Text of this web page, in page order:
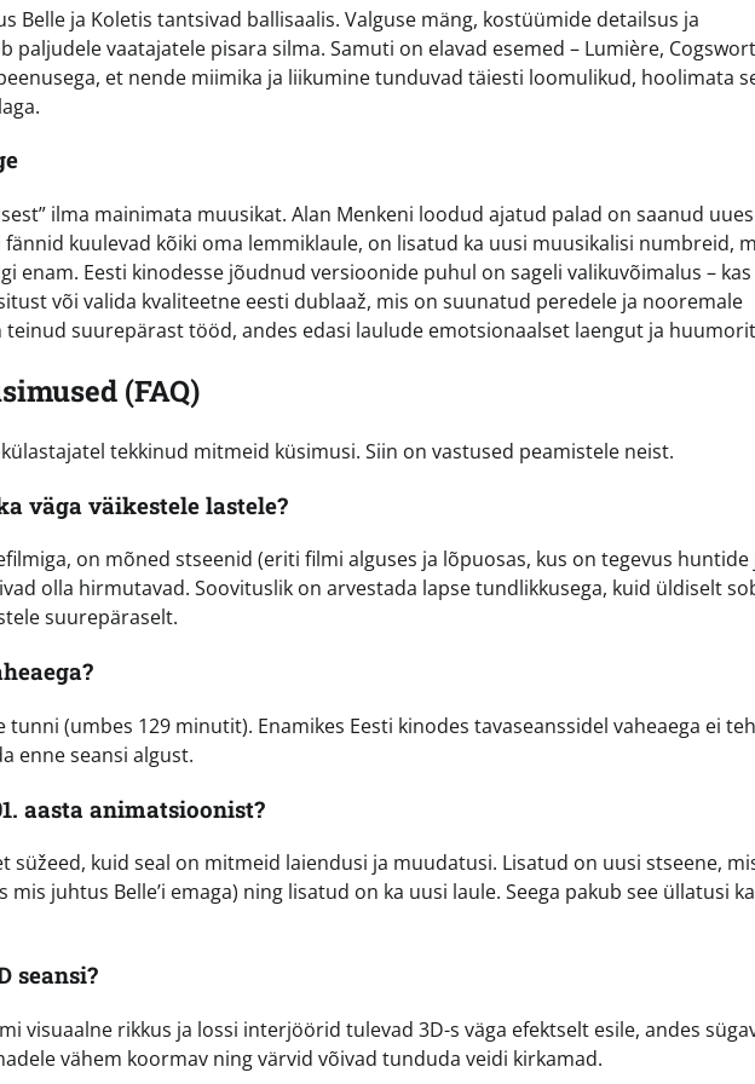
Belle ja Koletis tantsivad ballisaalis. Valguse mäng, kostüümide detailsus ja
paljudele vaatajatele pisara silma. Samuti on elavad esemed – Lumière,
et nende miimika ja liikumine tunduvad täiesti loomulikud, hoolimata
ilma mainimata muusikat. Alan Menkeni loodud ajatud palad on saanud uues
kuulevad kõiki oma lemmiklaule, on lisatud ka uusi muusikalisi numbreid,
enam. Eesti kinodesse jõudnud versioonide puhul on sageli valikuvõimalus – kas
või valida kvaliteetne eesti dublaaž, mis on suunatud peredele ja nooremale
teinud suurepärast tööd, andes edasi laulude emotsionaalset laengut ja
(FAQ)
tekkinud mitmeid küsimusi. Siin on vastused peamistele neist.
väga väikestele lastele?
on mõned stseenid (eriti filmi alguses ja lõpuosas, kus on tegevus huntide
olla hirmutavad. Soovituslik on arvestada lapse tundlikkusega, kuid üldiselt
suurepäraselt.
tunni (umbes 129 minutit). Enamikes Eesti kinodes tavaseanssidel vaheaega ei
enne seansi algust.
aasta animatsioonist?
süžeed, kuid seal on mitmeid laiendusi ja muudatusi. Lisatud on uusi stseene,
juhtus Belle’i emaga) ning lisatud on ka uusi laule. Seega pakub see üllatusi
seansi?
visuaalne rikkus ja lossi interjöörid tulevad 3D-s väga efektselt esile, andes
vähem koormav ning värvid võivad tunduda veidi kirkamad.